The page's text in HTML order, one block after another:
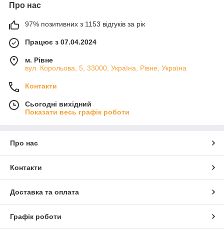
Про нас
97% позитивних з 1153 відгуків за рік
Працює з 07.04.2024
м. Рівне
вул. Корольова, 5, 33000, Україна, Рівне, Україна
Контакти
Сьогодні вихідний
Показати весь графік роботи
Про нас
Контакти
Доставка та оплата
Графік роботи